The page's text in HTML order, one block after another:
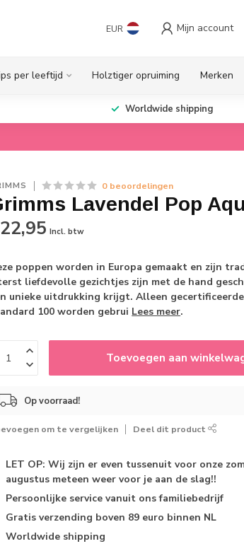
EUR Mijn account
per leeftijd Holztiger opruiming Merken
Worldwide shipping
0 beoordelingen
Lavendel Pop
Incl. btw
poppen worden in Europa gemaakt en zijn
liefdevolle gezichtjes zijn met de hand
unieke uitdrukking krijgt. Alleen
100 worden gebrui Lees meer.
Toevoegen aan
Op voorraad!
om te vergelijken Deel dit product
LET OP: Wij zijn er even tussenuit voor onze
augustus meteen weer voor je aan de slag!!
Persoonlijke service vanuit ons familiebedrijf
Gratis verzending boven 89 euro binnen NL
Worldwide shipping